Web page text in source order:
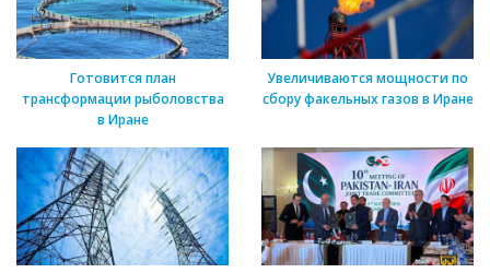
Готовится план
трансформации рыболовства
в Иране
Увеличиваются мощности по
сбору факельных газов в Иране